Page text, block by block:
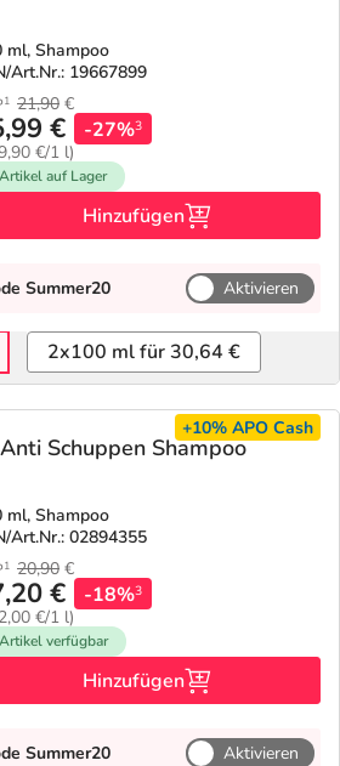
Carmenthin Deals
ml, Shampoo
Art.Nr.: 19667899
1 21,90 €
€
€/1 l)
-27%3
Artikel auf Lager
Hinzufügen
Summer20 Aktivieren
2x100 ml für 30,64 €
Schuppen Shampoo
+10% APO Cash
ml, Shampoo
Art.Nr.: 02894355
1 20,90 €
€
€/1 l)
-18%3
Artikel verfügbar
Hinzufügen
Summer20 Aktivieren